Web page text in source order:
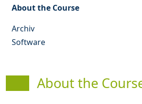
About the Course
Archiv
Software
About the